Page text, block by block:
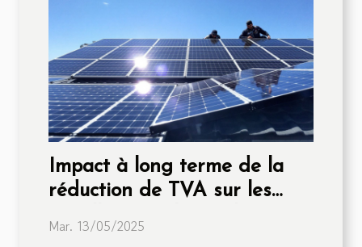
Impact à long terme de la
réduction de TVA sur les
Mar. 13/05/2025